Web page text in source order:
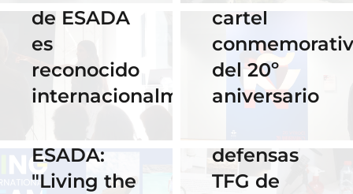
de ESADA
es
reconocido
internacionalmente
cartel
del 20º
aniversario
02 Octubre 2025
Celebra los
#ErasmusDays
ESADA:
"Living the
16 Septiembre
2025
Horario y
acceso al
streaming
de las
defensas
TFG de